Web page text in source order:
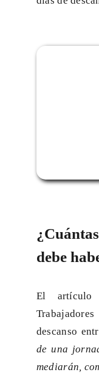
debe
El
descanso
de una
mediarán,